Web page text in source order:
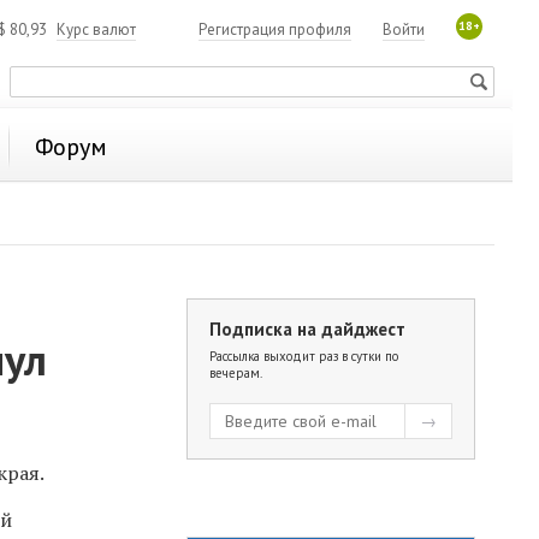
80,93 Курс валют 18+
Войти
Регистрация профиля
Форум
Подписка на дайджест
Рассылка выходит раз в сутки по
вечерам.